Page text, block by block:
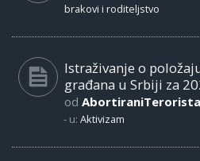
brakovi i roditeljstvo
Istraživanje o
građana u Srbiji za
od AbortiraniTerorista
- u: Aktivizam